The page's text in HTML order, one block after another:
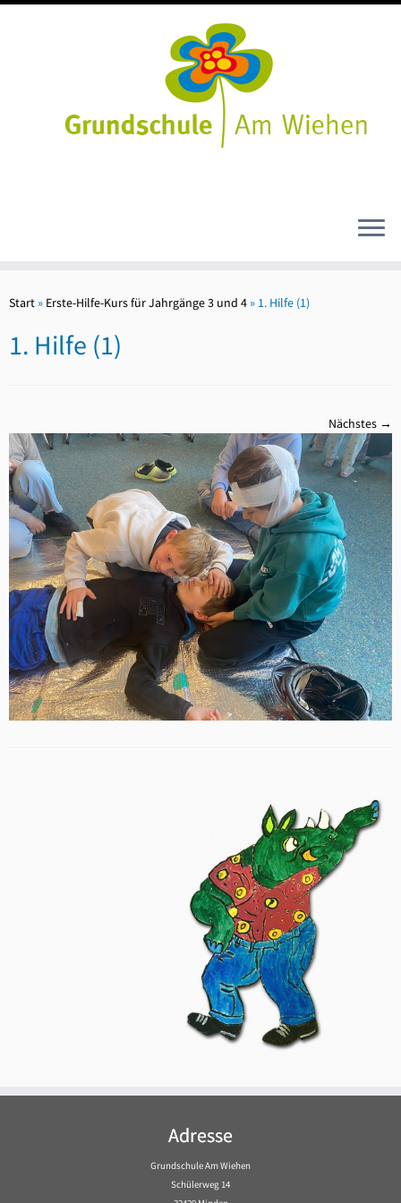
Inhalt
Start » Erste-Hilfe-Kurs für Jahrgänge 3 und 4 » 1. Hilfe (1)
1. Hilfe (1)
Nächstes →
Adresse
Grundschule Am Wiehen
Schülerweg 14